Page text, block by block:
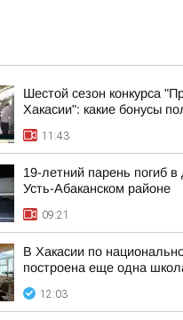
Шестой сезон конкурса
Хакасии": какие бонусы
11:43
19-летний парень погиб
Усть-Абаканском районе
09:21
В Хакасии по
построена еще одна
12:03